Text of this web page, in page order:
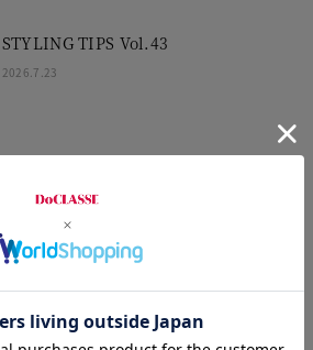
STYLING TIPS Vol.43
2026.7.23
UVスラブワンピ＆カーデ
2026.7.17